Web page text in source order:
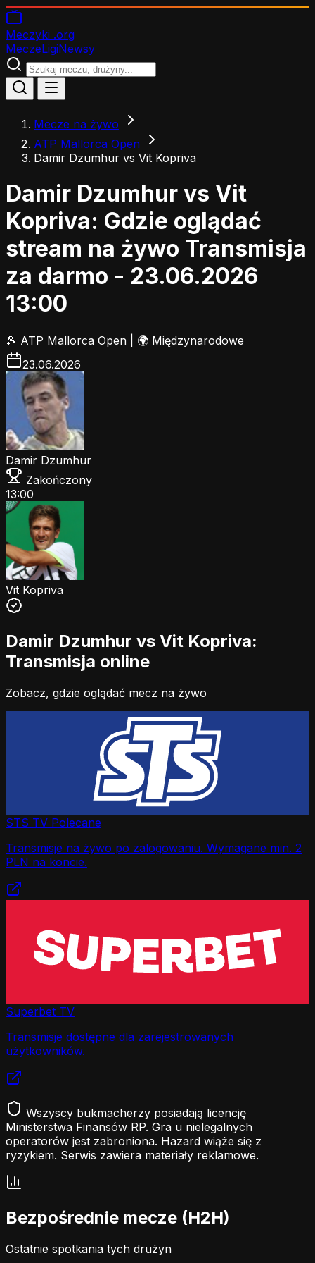
Meczyki .org
MeczeLigiNewsy
Mecze na żywo
ATP Mallorca Open
Damir Dzumhur vs Vit Kopriva
Damir Dzumhur vs Vit
Kopriva: Gdzie oglądać
stream na żywo Transmisja
za darmo - 23.06.2026
13:00
🎾 ATP Mallorca Open
🌍 Międzynarodowe
23.06.2026
Damir Dzumhur
Zakończony
13:00
Vit Kopriva
Damir Dzumhur vs Vit Kopriva:
Transmisja online
Zobacz, gdzie oglądać mecz na żywo
STS TV Polecane
Transmisje na żywo po zalogowaniu. Wymagane min. 2
PLN na koncie.
Superbet TV
Transmisje dostępne dla zarejestrowanych
użytkowników.
Wszyscy bukmacherzy posiadają licencję
Ministerstwa Finansów RP. Gra u nielegalnych
operatorów jest zabroniona. Hazard wiąże się z
ryzykiem. Serwis zawiera materiały reklamowe.
Bezpośrednie mecze (H2H)
Ostatnie spotkania tych drużyn